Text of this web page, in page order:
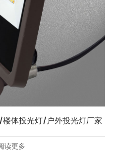
楼体投光灯/户外投光灯厂家
读更多